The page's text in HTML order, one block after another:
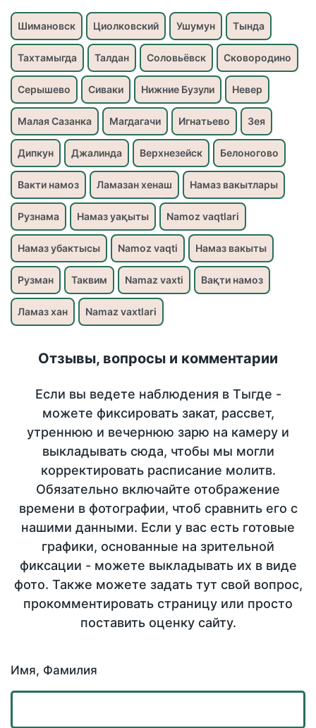
Шимановск Циолковский Ушумун Тында
Тахтамыгда Талдан Соловьёвск Сковородино
Серышево Сиваки Нижние Бузули Невер
Малая Сазанка Магдагачи Игнатьево Зея
Дипкун Джалинда Верхнезейск Белоногово
Вакти намоз Ламазан хенаш Намаз вакытлары
Рузнама Намаз уақыты Namoz vaqtlari
Намаз убактысы Namoz vaqti Намаз вакыты
Рузман Таквим Namaz vaxti Вақти намоз
Ламаз хан Namaz vaxtlari
Отзывы, вопросы и комментарии
Если вы ведете наблюдения в Тыгде -
можете фиксировать закат, рассвет,
утреннюю и вечернюю зарю на камеру и
выкладывать сюда, чтобы мы могли
корректировать расписание молитв.
Обязательно включайте отображение
времени в фотографии, чтоб сравнить его с
нашими данными. Если у вас есть готовые
графики, основанные на зрительной
фиксации - можете выкладывать их в виде
фото. Также можете задать тут свой вопрос,
прокомментировать страницу или просто
поставить оценку сайту.
Имя, Фамилия